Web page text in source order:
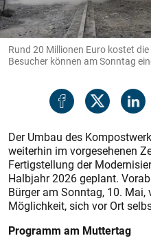
Rund 20 Millionen Euro kostet
Besucher können am Sonntag
Der Umbau des
weiterhin im vorgesehenen
Fertigstellung der
Halbjahr 2026 geplant.
Bürger am Sonntag, 10. Mai,
Möglichkeit, sich vor Ort
Programm am Muttertag